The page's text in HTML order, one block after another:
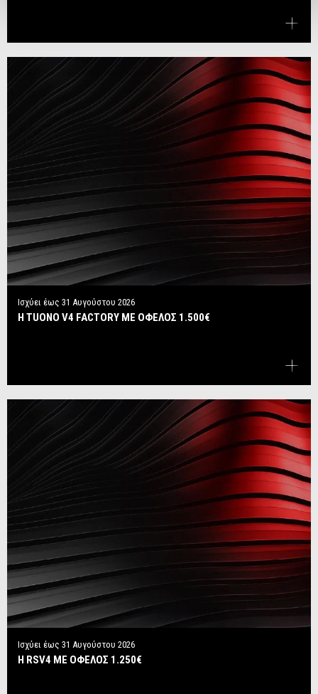
Ισχύει έως 31 Αυγούστου 2026
Η TUONO V4 FACTORY ΜΕ ΟΦΕΛΟΣ 1.500€
Ισχύει έως 31 Αυγούστου 2026
Η RSV4 ΜΕ ΟΦΕΛΟΣ 1.250€